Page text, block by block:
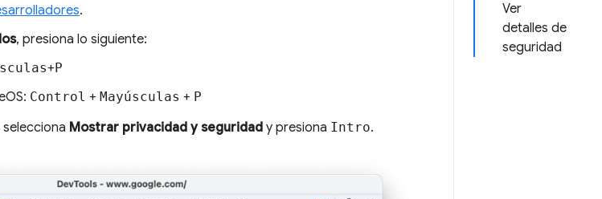
Ver
detalles de
seguridad
.
, presiona lo siguiente:
+P
Control + Mayúsculas + P
selecciona Mostrar privacidad y seguridad y presiona Intro.